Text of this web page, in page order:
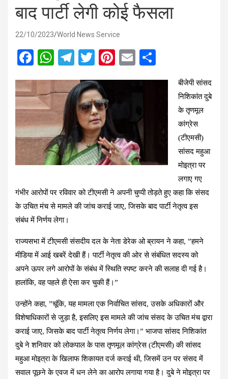
बाद पार्टी लेगी कोई फैसला
22/10/2023 World News Service
F
ce
b
o
o
k
W
at
s
A
p
p
T
e
gr
a
m
T
tt
er
Pi
es
E
बीजेपी सांसद
निशिकांत दुबे
के तृणमूल
कांग्रेस
(टीएमसी)
सांसद महुआ
मोइत्रा पर
लगाए गए
गंभीर आरोपों पर रविवार को टीएमसी ने अपनी चुप्पी तोड़ते हुए कहा कि संसद
के उचित मंच से मामले की जांच कराई जाए, जिसके बाद पार्टी नेतृत्व इस
संबंध में निर्णय लेगा।
राज्यसभा में टीएमसी संसदीय दल के नेता डेरेक ओ ब्रायन ने कहा, ”हमने
मीडिया में आई खबरें देखी हैं। पार्टी नेतृत्व की ओर से संबंधित सदस्य को
अपने ऊपर लगे आरोपों के संबंध में स्थिति स्पष्ट करने की सलाह दी गई है।
हालांकि, वह पहले ही ऐसा कर चुकी हैं।”
उन्होंने कहा, ”चूंकि, यह मामला एक निर्वाचित सांसद, उसके अधिकारों और
विशेषाधिकारों से जुड़ा है, इसलिए इस मामले की जांच संसद के उचित मंच द्वारा
कराई जाए, जिसके बाद पार्टी नेतृत्व निर्णय लेगा।” भाजपा सांसद निशिकांत
दुबे ने शनिवार को लोकपाल के पास तृणमूल कांग्रेस (टीएमसी) की सांसद
महुआ मोइत्रा के खिलाफ शिकायत दर्ज कराई थी, जिसमें उन पर संसद में
सवाल पूछने के एवज में धन लेने का आरोप लगाया गया है। दुबे ने मोइत्रा पर